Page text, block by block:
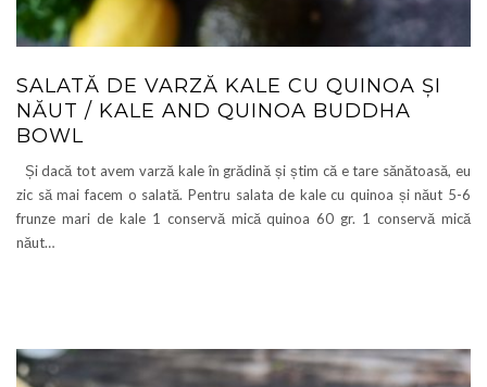
SALATĂ DE VARZĂ KALE CU QUINOA ȘI
NĂUT / KALE AND QUINOA BUDDHA
BOWL
Și dacă tot avem varză kale în grădină și știm că e tare sănătoasă, eu
zic să mai facem o salată. Pentru salata de kale cu quinoa și năut 5-6
frunze mari de kale 1 conservă mică quinoa 60 gr. 1 conservă mică
năut…